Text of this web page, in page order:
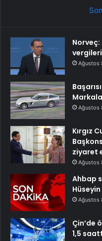
Norveç:
Ağustos
Ağustos
Kırgız
ziyaret
Ağustos
Ahbap
Ağustos
Çin’de
1,5